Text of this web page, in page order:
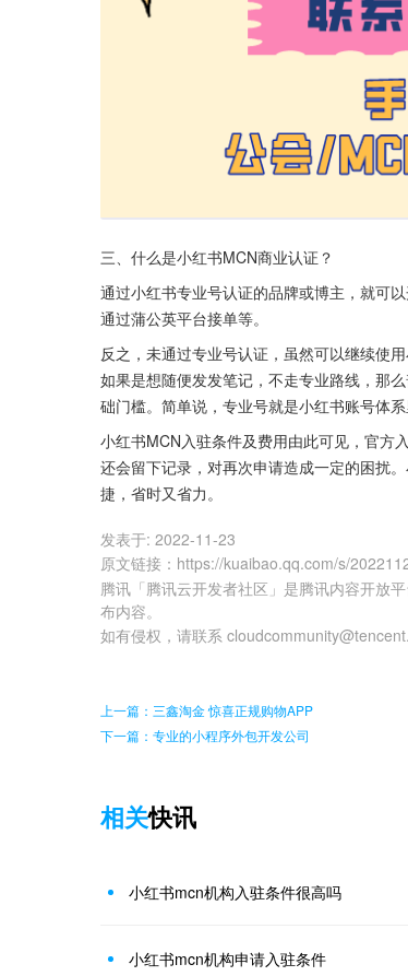
三、什么是小红书MCN商业认证？
通过小红书专业号认证的品牌或博主，就可
通过蒲公英平台接单等。
反之，未通过专业号认证，虽然可以继续使
如果是想随便发发笔记，不走专业路线，那
础门槛。简单说，专业号就是小红书账号体系
小红书MCN入驻条件及费用由此可见，官方
还会留下记录，对再次申请造成一定的困扰
捷，省时又省力。
发表于: 2022-11-23
原文链接 ： https://kuaibao.qq.com/s/
腾讯「腾讯云开发者社区」是腾讯内容开放
布内容。
如有侵权，请联系
上一篇：三鑫淘金 惊喜正规购物APP
下一篇：专业的小程序外包开发公司
相关快讯
小红书mcn机构入驻条件很高吗
小红书mcn机构申请入驻条件